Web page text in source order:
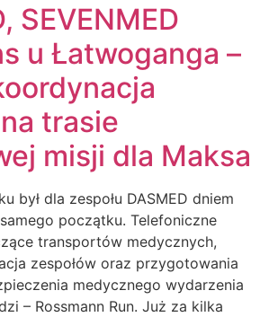
SEVENMED
u Łatwoganga –
trasie
misji dla Maksa
był dla zespołu DASMED dniem
początku. Telefoniczne
transportów medycznych,
zespołów oraz przygotowania
medycznego wydarzenia
– Rossmann Run. Już za kilka